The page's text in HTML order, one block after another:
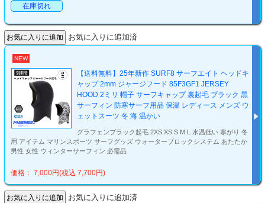
在庫切れ
お気に入りに追加済
NEW
【送料無料】25年新作 SURF8 サーフエイト ヘッドキ
ャップ 2mm ジャージフード 85F3GF1 JERSEY
HOOD 2ミリ 帽子 サーフキャップ 裏起毛 ブラック 黒
サーフィン 防寒サーフ用品 保温 レディース メンズ ウ
ェットスーツ 冬 海 温かい
グラフェンブラック起毛 2XS XS S M L 水温低い 寒がり 冬
用 アイテム マリンスポーツ サーフグッズ ウォーターブロックシステム あたたか
男性 女性 ウィンターサーフィン 必需品
価格： 7,000円(税込 7,700円)
お気に入りに追加済